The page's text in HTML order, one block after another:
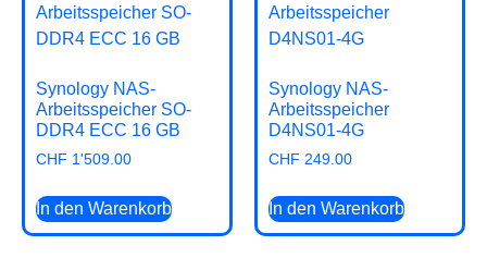
Synology NAS-
Arbeitsspeicher SO-
DDR4 ECC 16 GB
CHF 1'509.00
In den Warenkorb
Synology NAS-
Arbeitsspeicher
D4NS01-4G
CHF 249.00
In den Warenkorb